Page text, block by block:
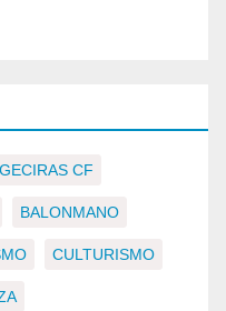
CF
BALONMANO
CULTURISMO